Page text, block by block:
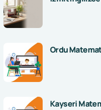
Ordu
Kayseri